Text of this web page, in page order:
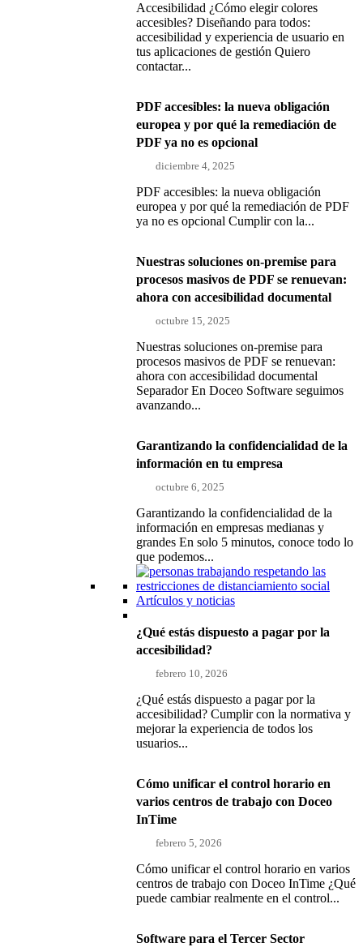
Accesibilidad ¿Cómo elegir colores
accesibles? Diseñando para todos:
accesibilidad y experiencia de usuario en
tus aplicaciones de gestión Quiero
contactar...
PDF accesibles: la nueva obligación
europea y por qué la remediación de
PDF ya no es opcional
diciembre 4, 2025
PDF accesibles: la nueva obligación
europea y por qué la remediación de PDF
ya no es opcional Cumplir con la...
Nuestras soluciones on-premise para
procesos masivos de PDF se renuevan:
ahora con accesibilidad documental
octubre 15, 2025
Nuestras soluciones on-premise para
procesos masivos de PDF se renuevan:
ahora con accesibilidad documental
Separador En Doceo Software seguimos
avanzando...
Garantizando la confidencialidad de la
información en tu empresa
octubre 6, 2025
Garantizando la confidencialidad de la
información en empresas medianas y
grandes En solo 5 minutos, conoce todo lo
que podemos...
Artículos y noticias
¿Qué estás dispuesto a pagar por la
accesibilidad?
febrero 10, 2026
¿Qué estás dispuesto a pagar por la
accesibilidad? Cumplir con la normativa y
mejorar la experiencia de todos los
usuarios...
Cómo unificar el control horario en
varios centros de trabajo con Doceo
InTime
febrero 5, 2026
Cómo unificar el control horario en varios
centros de trabajo con Doceo InTime ¿Qué
puede cambiar realmente en el control...
Software para el Tercer Sector